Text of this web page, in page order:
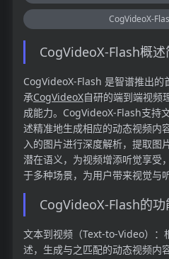
CogVideoX-
CogVideoX-Flash概述
CogVideoX-Flash 是智谱推出
承CogVideoX自研的端到端视频
成能力。CogVideoX-Flash支持
述精准地生成相应的动态视频内
入的图片进行深度解析，提取图
潜在语义，为视频增添听觉享受
于多种场景，为用户带来视觉与
CogVideoX-Flash的
文本到视频（Text-to-Video）：
述，生成与之匹配的动态视频内容